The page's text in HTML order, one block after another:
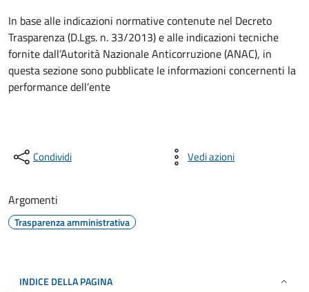
In base alle indicazioni normative contenute nel Decreto
Trasparenza (D.Lgs. n. 33/2013) e alle indicazioni tecniche
fornite dall’Autorità Nazionale Anticorruzione (ANAC), in
questa sezione sono pubblicate le informazioni concernenti la
performance dell’ente
Condividi Vedi azioni
Argomenti
Trasparenza amministrativa
INDICE DELLA PAGINA